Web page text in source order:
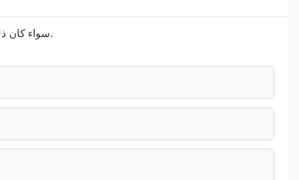
سواء كان ذلك يتعلق بالحلول المتطورة أو الدعم الشخصي أو التعاون السلس، فنحن هنا لنتجاوز توقعاتك.